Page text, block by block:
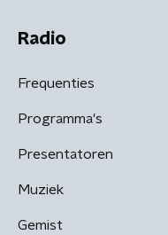
Radio
Frequenties
Programma's
Presentatoren
Muziek
Gemist